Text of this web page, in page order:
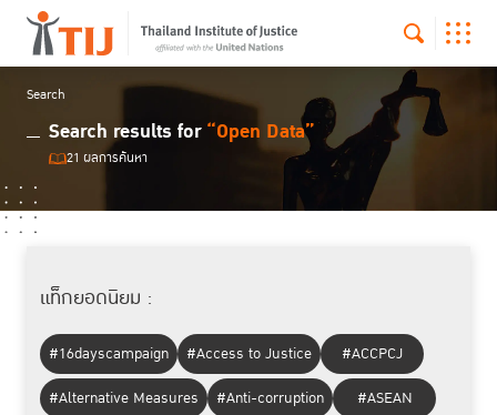
Search
Search results for“Open Data”
21 ผลการค้นหา
แท็กยอดนิยม :
#16dayscampaign #Access to Justice
#ACCPCJ
#Alternative Measures
#Anti-corruption
#ASEAN